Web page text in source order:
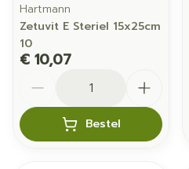
Hartmann
Zetuvit E Steriel 15x25cm
10
€ 10,07
Bestel